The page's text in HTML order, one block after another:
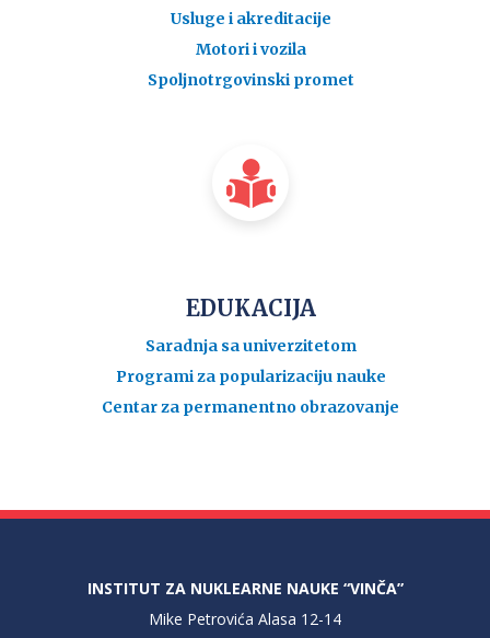
Usluge i akreditacije
Motori i vozila
Spoljnotrgovinski promet
EDUKACIJA
Saradnja sa univerzitetom
Programi za popularizaciju nauke
Centar za permanentno obrazovanje
INSTITUT ZA NUKLEARNE NAUKE “VINČA”
Mike Petrovića Alasa 12-14